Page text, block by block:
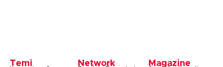
Temi Network Magazine